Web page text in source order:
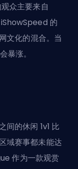
众主要来自
的
文化的混合。当
暴涨。
间的休闲 1v1 比
域赛事都未能达
作为一款观赏